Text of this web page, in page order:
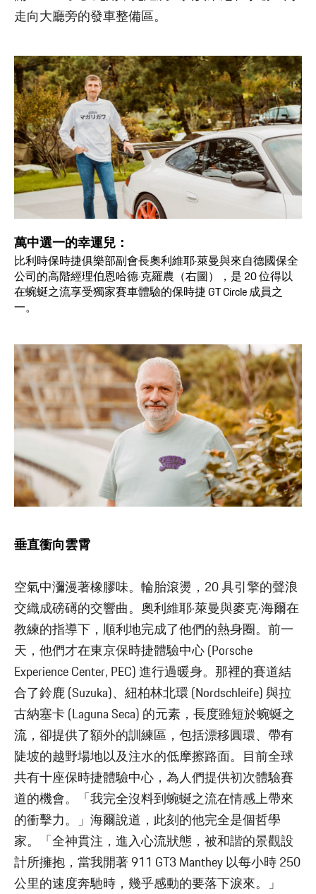
走向大廳旁的發車整備區。
萬中選一的幸運兒：
比利時保時捷俱樂部副會長奧利維耶·萊曼與來自德國保全
公司的高階經理伯恩哈德·克羅農（右圖），是 20 位得以
在蜿蜒之流享受獨家賽車體驗的保時捷 GT Circle 成員之
一。
垂直衝向雲霄
空氣中瀰漫著橡膠味。輪胎滾燙，20 具引擎的聲浪
交織成磅礡的交響曲。奧利維耶·萊曼與麥克·海爾在
教練的指導下，順利地完成了他們的熱身圈。前一
天，他們才在東京保時捷體驗中心 (Porsche
Experience Center, PEC) 進行過暖身。那裡的賽道結
合了鈴鹿 (Suzuka)、紐柏林北環 (Nordschleife) 與拉
古納塞卡 (Laguna Seca) 的元素，長度雖短於蜿蜒之
流，卻提供了額外的訓練區，包括漂移圓環、帶有
陡坡的越野場地以及注水的低摩擦路面。目前全球
共有十座保時捷體驗中心，為人們提供初次體驗賽
道的機會。「我完全沒料到蜿蜒之流在情感上帶來
的衝擊力。」海爾說道，此刻的他完全是個哲學
家。「全神貫注，進入心流狀態，被和諧的景觀設
計所擁抱，當我開著 911 GT3 Manthey 以每小時 250
公里的速度奔馳時，幾乎感動的要落下淚來。」